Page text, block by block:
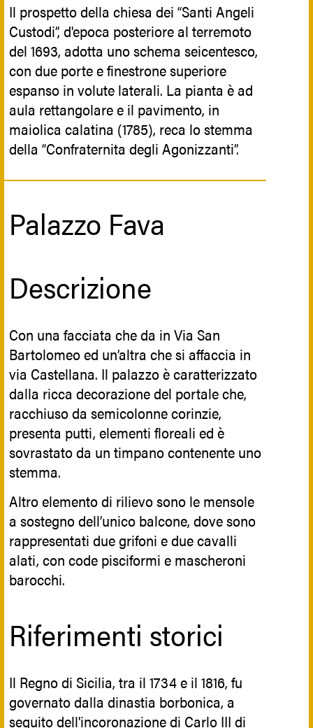
Il prospetto della chiesa dei “Santi Angeli
Custodi”, d'epoca posteriore al terremoto
del 1693, adotta uno schema seicentesco,
con due porte e finestrone superiore
espanso in volute laterali. La pianta è ad
aula rettangolare e il pavimento, in
maiolica calatina (1785), reca lo stemma
della “Confraternita degli Agonizzanti”.
Palazzo Fava
Descrizione
Con una facciata che da in Via San
Bartolomeo ed un’altra che si affaccia in
via Castellana. Il palazzo è caratterizzato
dalla ricca decorazione del portale che,
racchiuso da semicolonne corinzie,
presenta putti, elementi floreali ed è
sovrastato da un timpano contenente uno
stemma.
Altro elemento di rilievo sono le mensole
a sostegno dell’unico balcone, dove sono
rappresentati due grifoni e due cavalli
alati, con code pisciformi e mascheroni
barocchi.
Riferimenti storici
Il Regno di Sicilia, tra il 1734 e il 1816, fu
governato dalla dinastia borbonica, a
seguito dell'incoronazione di Carlo III di